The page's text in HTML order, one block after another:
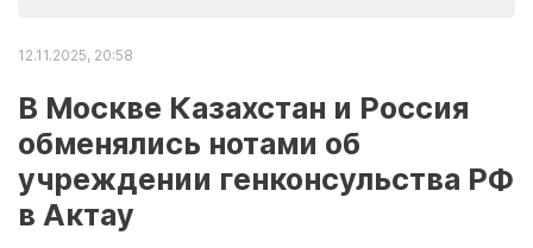
12.11.2025, 20:58
В Москве Казахстан и Россия
обменялись нотами об
учреждении генконсульства РФ
в Актау